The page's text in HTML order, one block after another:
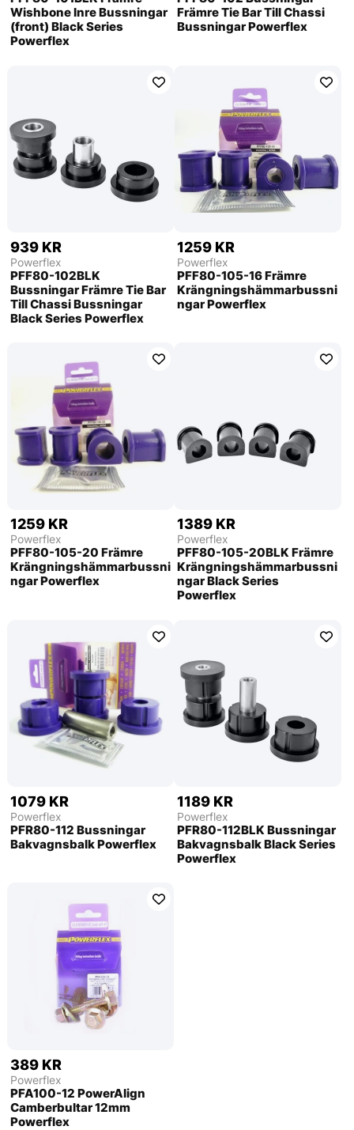
Wishbone Inre Bussningar
(front) Black Series
Powerflex
Främre Tie Bar Till Chassi
Bussningar Powerflex
939 KR
Powerflex
PFF80-102BLK
Bussningar Främre Tie Bar
Till Chassi Bussningar
Black Series Powerflex
1259 KR
Powerflex
PFF80-105-16 Främre
Krängningshämmarbussni
ngar Powerflex
1259 KR
Powerflex
PFF80-105-20 Främre
Krängningshämmarbussni
ngar Powerflex
1389 KR
Powerflex
PFF80-105-20BLK Främre
Krängningshämmarbussni
ngar Black Series
Powerflex
1079 KR
Powerflex
PFR80-112 Bussningar
Bakvagnsbalk Powerflex
1189 KR
Powerflex
PFR80-112BLK Bussningar
Bakvagnsbalk Black Series
Powerflex
389 KR
Powerflex
PFA100-12 PowerAlign
Camberbultar 12mm
Powerflex